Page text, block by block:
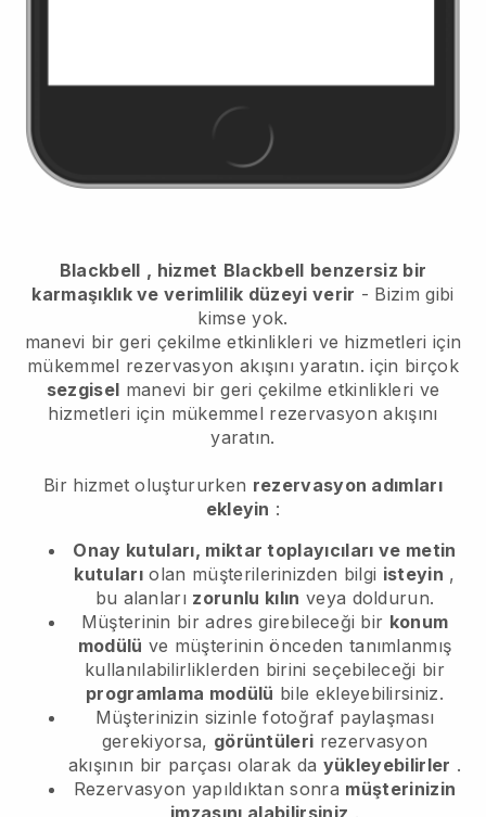
Blackbell , hizmet Blackbell benzersiz bir
karmaşıklık ve verimlilik düzeyi verir - Bizim gibi
kimse yok.
manevi bir geri çekilme etkinlikleri ve hizmetleri için
mükemmel rezervasyon akışını yaratın. için birçok
sezgisel manevi bir geri çekilme etkinlikleri ve
hizmetleri için mükemmel rezervasyon akışını
yaratın.
Bir hizmet oluştururken rezervasyon adımları
ekleyin :
Onay kutuları, miktar toplayıcıları ve metin
kutuları olan müşterilerinizden bilgi isteyin ,
bu alanları zorunlu kılın veya doldurun.
Müşterinin bir adres girebileceği bir konum
modülü ve müşterinin önceden tanımlanmış
kullanılabilirliklerden birini seçebileceği bir
programlama modülü bile ekleyebilirsiniz.
Müşterinizin sizinle fotoğraf paylaşması
gerekiyorsa, görüntüleri rezervasyon
akışının bir parçası olarak da yükleyebilirler .
Rezervasyon yapıldıktan sonra müşterinizin
imzasını alabilirsiniz